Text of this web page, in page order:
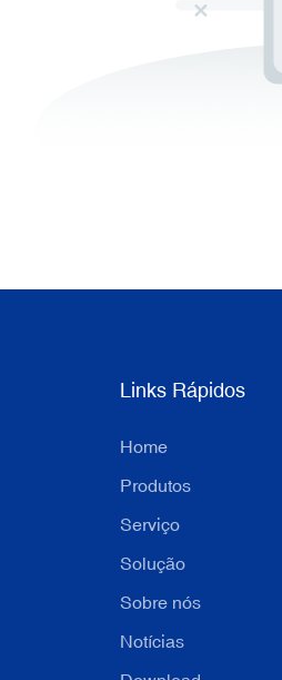
Links Rápidos
Home
Produtos
Serviço
Solução
Sobre nós
Notícias